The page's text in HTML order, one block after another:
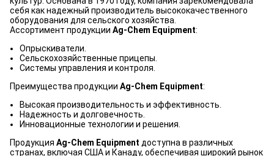
себя как надежный производитель высококачественного
оборудования для сельского хозяйства.
Ассортимент продукции Ag-Chem Equipment:
Опрыскиватели.
Сельскохозяйственные прицепы.
Системы управления и контроля.
Преимущества продукции Ag-Chem Equipment:
Высокая производительность и эффективность.
Надежность и долговечность.
Инновационные технологии и решения.
Продукция Ag-Chem Equipment доступна в различных
странах, включая США и Канаду, обеспечивая широкий рынок